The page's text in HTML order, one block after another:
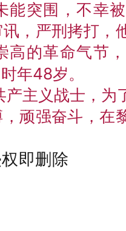
能突围，不幸
，严刑拷打，
高的革命气节
年48岁。
产主义战士，为
顽强奋斗，在
即删除